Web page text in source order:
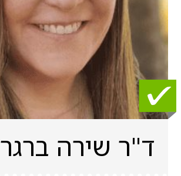
ד"ר שירה ברגר